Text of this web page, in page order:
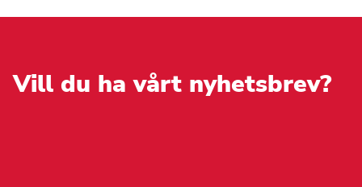
Vill du ha vårt nyhetsbrev?